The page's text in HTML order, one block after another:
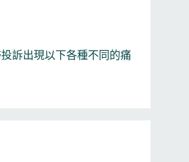
訴出現以下各種不同的痛